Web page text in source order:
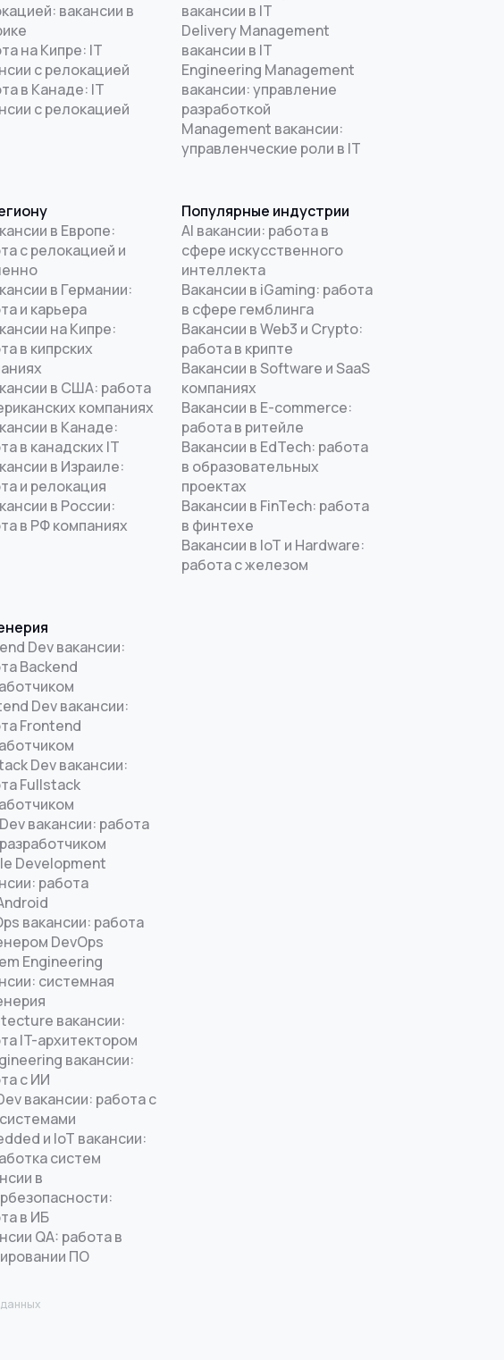
вакансии в
на Кипре: IT
с релокацией
в Канаде: IT
с релокацией
вакансии в IT
Delivery Management
вакансии в IT
Engineering Management
вакансии: управление
разработкой
Management вакансии:
управленческие роли в IT
в Европе:
с релокацией и
в Германии:
и карьера
на Кипре:
в кипрских
в США: работа
компаниях
в Канаде:
в канадских IT
в Израиле:
и релокация
в России:
в РФ компаниях
Популярные индустрии
AI вакансии: работа в
сфере искусственного
интеллекта
Вакансии в iGaming: работа
в сфере гемблинга
Вакансии в Web3 и Crypto:
работа в крипте
Вакансии в Software и SaaS
компаниях
Вакансии в E-commerce:
работа в ритейле
Вакансии в EdTech: работа
в образовательных
проектах
Вакансии в FinTech: работа
в финтехе
Вакансии в IoT и Hardware:
работа с железом
Dev вакансии:
Backend
Dev вакансии:
Frontend
Dev вакансии:
Fullstack
вакансии: работа
Development
работа
вакансии: работа
DevOps
Engineering
системная
вакансии:
IT-архитектором
вакансии:
с ИИ
вакансии: работа с
и IoT вакансии:
систем
в
в ИБ
QA: работа в
ПО